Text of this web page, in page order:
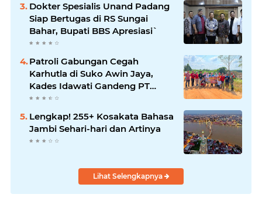
Dokter Spesialis Unand Padang
Siap Bertugas di RS Sungai
Bahar, Bupati BBS Apresiasi`
Patroli Gabungan Cegah
Karhutla di Suko Awin Jaya,
Kades Idawati Gandeng PT
BBB-S, TNI dan BPD
Lengkap! 255+ Kosakata Bahasa
Jambi Sehari-hari dan Artinya
Lihat Selengkapnya